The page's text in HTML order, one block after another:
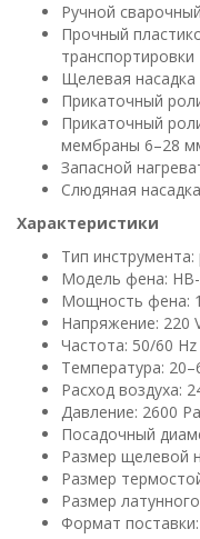
Ручной
Прочный
транспортировки
Щелевая
Прикаточный
Прикаточный
мембраны 6–28
Запасной
Слюдяная
Характеристики
Тип
Модель фена:
Мощность фена:
Напряжение: 220
Частота: 50/60 Hz
Температура:
Расход воздуха:
Давление: 2600 Pa
Посадочный
Размер щелевой
Размер
Размер
Формат